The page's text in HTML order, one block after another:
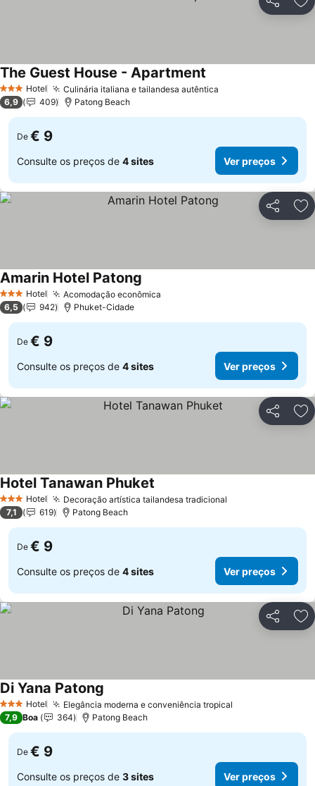
Partilhar
3 EstrelasHotel Culinária italiana e tailandesa autêntica
The Guest House - Apartment
6,9 409 Patong Beach
De € 9
Consulte os preços de 4 sites Ver preços
Partilhar
3 EstrelasHotel Acomodação econômica
Amarin Hotel Patong
6,5 942 Phuket-Cidade
De € 9
Consulte os preços de 4 sites Ver preços
Partilhar
3 EstrelasHotel Decoração artística tailandesa tradicional
Hotel Tanawan Phuket
7,1 619 Patong Beach
De € 9
Consulte os preços de 4 sites Ver preços
Partilhar
3 EstrelasHotel Elegância moderna e conveniência tropical
Di Yana Patong
7,9 Boa 364 Patong Beach
De € 9
Consulte os preços de 3 sites Ver preços